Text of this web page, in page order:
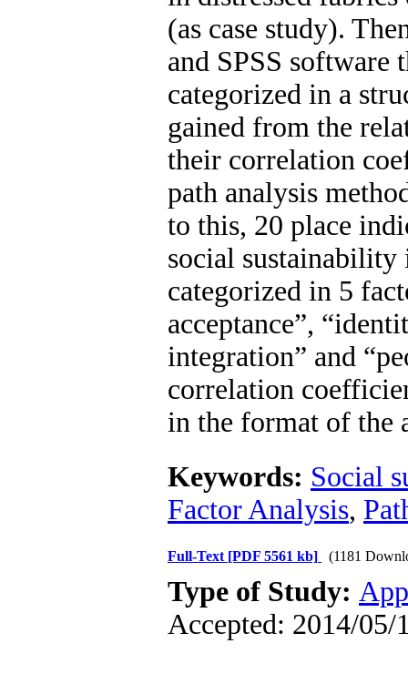
(as case study).
and SPSS software
categorized in a
gained from the
their correlation
path analysis
to this, 20 place
social sustainability
categorized in 5
acceptance”,
integration” and
correlation
in the format of the
Keywords: Social
Factor Analysis,
Full-Text [PDF 5561 kb] (1181
Type of Study:
Accepted: 2014/05/